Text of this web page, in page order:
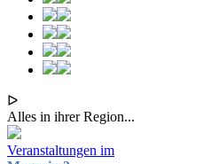
ᐅ
Alles in ihrer Region...
Veranstaltungen im